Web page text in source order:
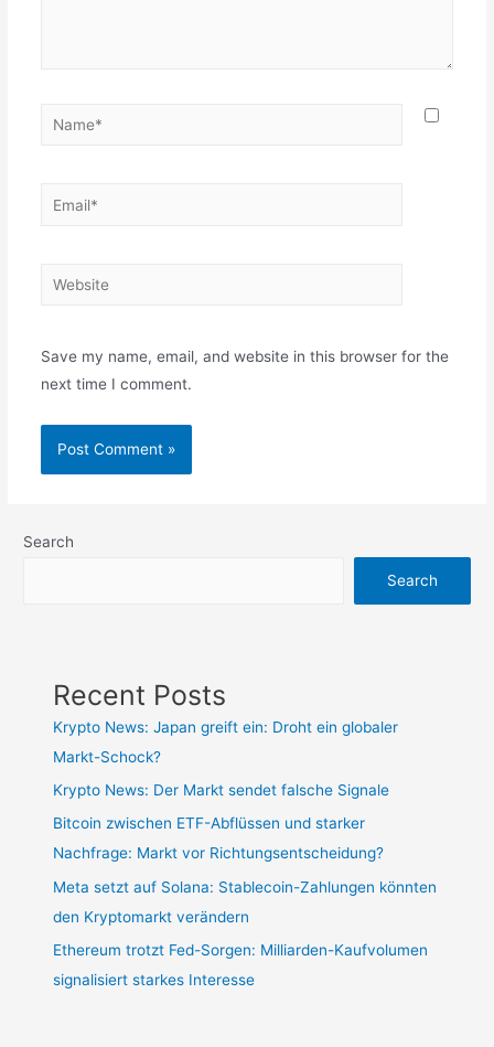
Name*
Email*
Website
Save my name, email, and website in this browser for the
next time I comment.
Search
Search
Recent Posts
Krypto News: Japan greift ein: Droht ein globaler
Markt-Schock?
Krypto News: Der Markt sendet falsche Signale
Bitcoin zwischen ETF-Abflüssen und starker
Nachfrage: Markt vor Richtungsentscheidung?
Meta setzt auf Solana: Stablecoin-Zahlungen könnten
den Kryptomarkt verändern
Ethereum trotzt Fed-Sorgen: Milliarden-Kaufvolumen
signalisiert starkes Interesse